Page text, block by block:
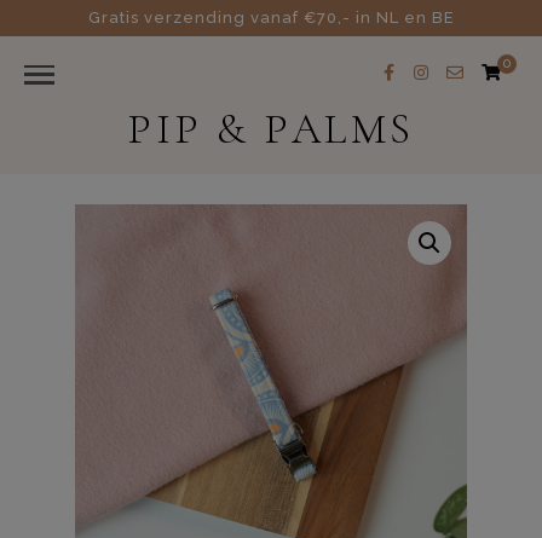
Gratis verzending vanaf €70,- in NL en BE
0
PIP & PALMS